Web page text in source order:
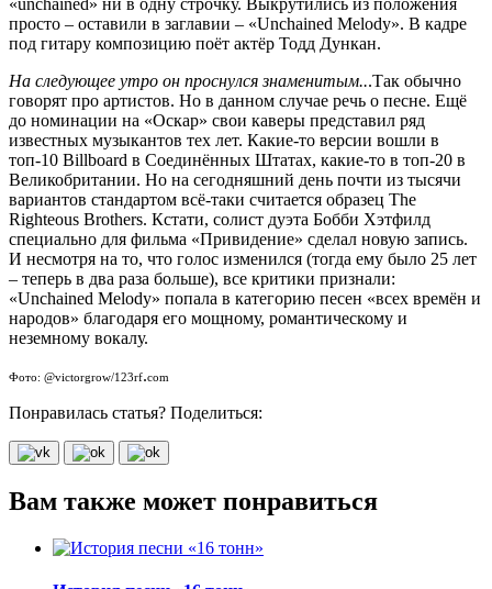
просто – оставили в заглавии – «Unchained Melody». В кадре
под гитару композицию поёт актёр Тодд Дункан.
На следующее утро он проснулся знаменитым...Так обычно
говорят про артистов. Но в данном случае речь о песне. Ещё
до номинации на «Оскар» свои каверы представил ряд
известных музыкантов тех лет. Какие-то версии вошли в
топ-10 Billboard в Соединённых Штатах, какие-то в топ-20 в
Великобритании. Но на сегодняшний день почти из тысячи
вариантов стандартом всё-таки считается образец The
Righteous Brothers. Кстати, солист дуэта Бобби Хэтфилд
специально для фильма «Привидение» сделал новую запись.
И несмотря на то, что голос изменился (тогда ему было 25 лет
– теперь в два раза больше), все критики признали:
«Unchained Melody» попала в категорию песен «всех времён и
народов» благодаря его мощному, романтическому и
неземному вокалу.
Фото: @victorgrow/123rf.com
Понравилась статья? Поделиться:
Вам также может понравиться